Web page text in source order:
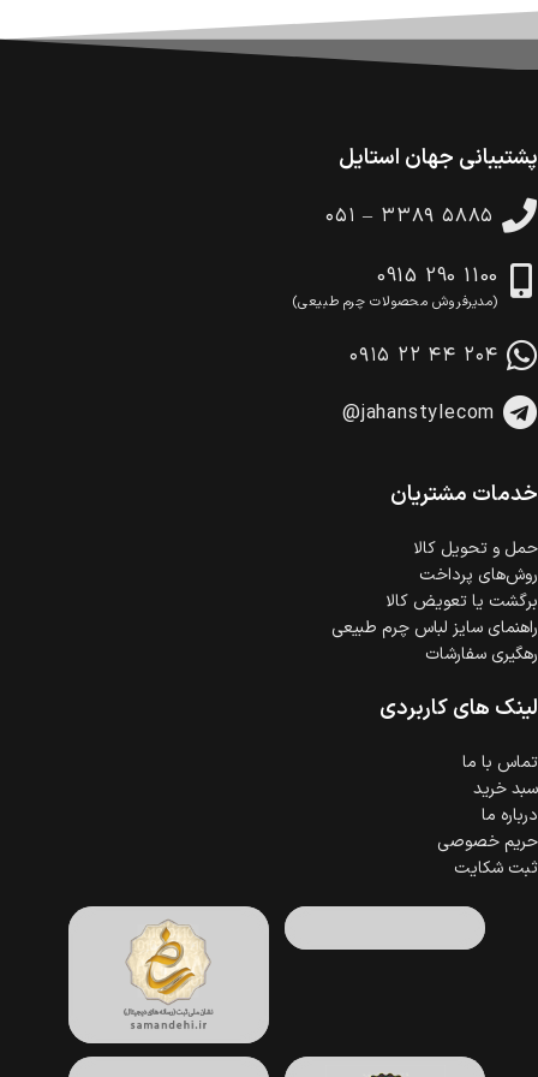
ضمانت اصالت کالا
گارانتی معتبر برای تمامی محصولات ارائه می‌شود.
پشتیبانی جهان استایل
۰۵۱ – ۳۳۸۹ ۵۸۸۵
0915 290 1100
(مدیرفروش محصولات چرم طبیعی)
۰۹۱۵ ۲۲ ۴۴ ۲۰۴
@jahanstylecom
خدمات مشتریان
حمل‌ و تحویل کالا
روش‌های پرداخت
برگشت یا تعویض کالا
راهنمای سایز لباس چرم طبیعی
رهگیری سفارشات
لینک های کاربردی
تماس با ما
سبد خرید
درباره ما
حریم خصوصی
ثبت شکایت